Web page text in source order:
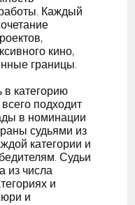
Каждый
кино,
границы.
категорию
подходит
в номинации
судьями из
категории и
Судьи
из числа
и
и